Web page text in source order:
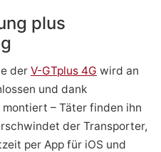
plus
der V-GTplus 4G wird an
und dank
– Täter finden ihn
der Transporter,
per App für iOS und